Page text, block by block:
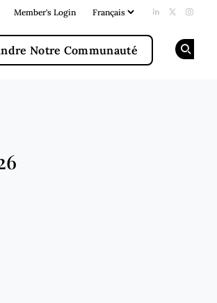
Member's Login Add us on
Follow
Notre Communauté